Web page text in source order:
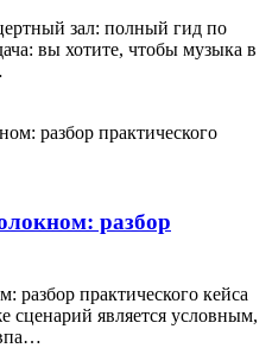
зал: полный гид по
вы хотите, чтобы музыка в
разбор
разбор практического кейса
является условным,